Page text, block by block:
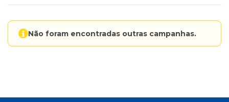
Não foram encontradas outras campanhas.